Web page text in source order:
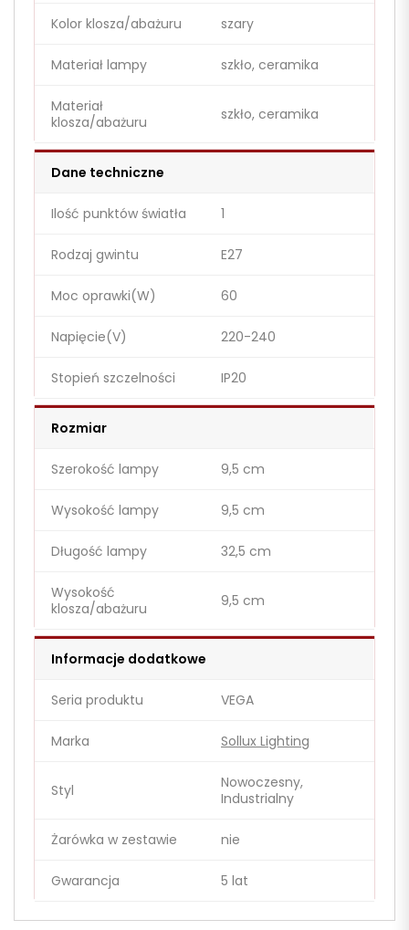
Kolor klosza/abażuru szary
Materiał lampy szkło, ceramika
Materiał
klosza/abażuru
szkło, ceramika
Dane techniczne
Ilość punktów światła 1
Rodzaj gwintu E27
Moc oprawki(W) 60
Napięcie(V) 220-240
Stopień szczelności IP20
Rozmiar
Szerokość lampy 9,5 cm
Wysokość lampy 9,5 cm
Długość lampy 32,5 cm
Wysokość
klosza/abażuru
9,5 cm
Informacje dodatkowe
Seria produktu VEGA
Marka Sollux Lighting
Styl
Nowoczesny,
Industrialny
Żarówka w zestawie nie
Gwarancja 5 lat